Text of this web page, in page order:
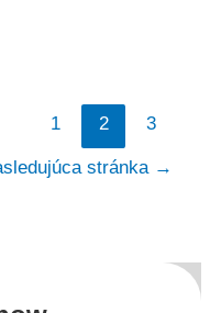
1 2 3
stránka →